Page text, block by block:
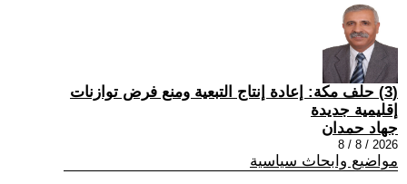
(3) حلف مكة: إعادة إنتاج التبعية ومنع فرض توازنات
إقليمية جديدة
جهاد حمدان
2026 / 8 / 8
مواضيع وابحاث سياسية